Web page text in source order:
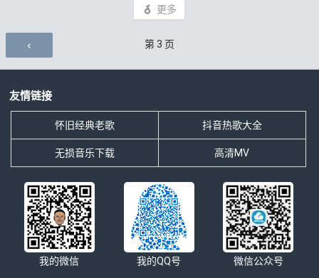
更多
评论导航 第 3 页
友情链接
怀旧经典老歌 抖音热歌大全
无损音乐下载 高清MV
我的微信 我的QQ号 微信公众号